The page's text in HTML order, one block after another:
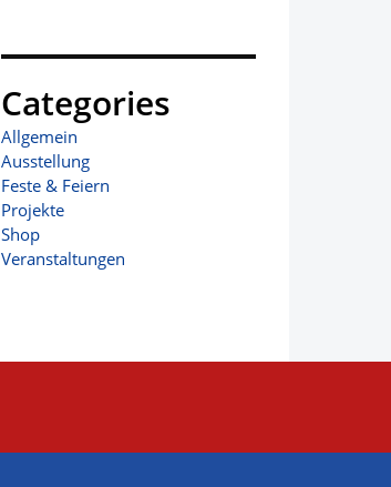
Categories
Allgemein
Ausstellung
Feste & Feiern
Projekte
Shop
Veranstaltungen